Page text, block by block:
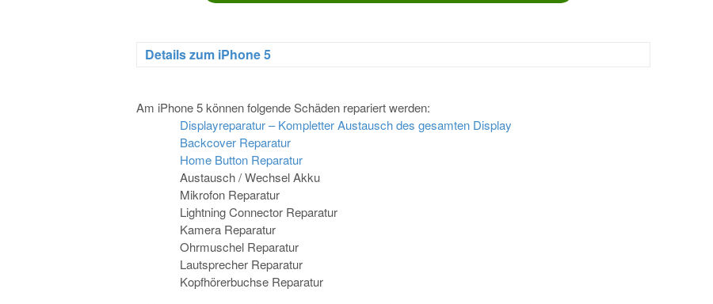
Details zum iPhone 5
Am iPhone 5 können folgende Schäden repariert werden:
Displayreparatur – Kompletter Austausch des gesamten Display
Backcover Reparatur
Home Button Reparatur
Austausch / Wechsel Akku
Mikrofon Reparatur
Lightning Connector Reparatur
Kamera Reparatur
Ohrmuschel Reparatur
Lautsprecher Reparatur
Kopfhörerbuchse Reparatur